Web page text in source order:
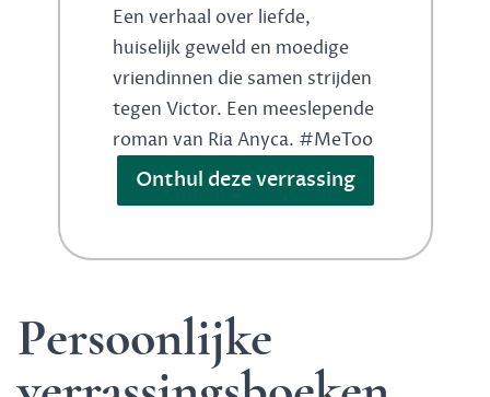
Een verhaal over liefde,
huiselijk geweld en moedige
vriendinnen die samen strijden
tegen Victor. Een meeslepende
roman van Ria Anyca. #MeToo
Onthul deze verrassing
Persoonlijke